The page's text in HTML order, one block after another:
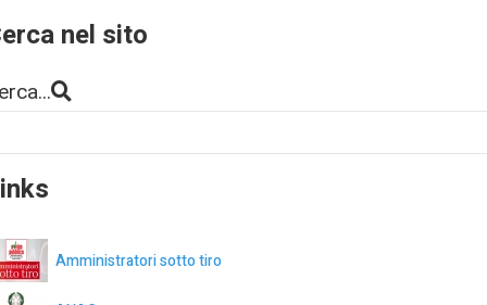
nel sito
Amministratori sotto tiro